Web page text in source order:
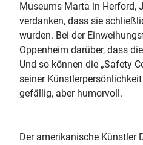
Museums Marta in Herford,
verdanken, dass sie
wurden. Bei der
Oppenheim darüber, dass
Und so können die „Safety
seiner Künstlerpersönlichkeit
gefällig, aber humorvoll.
Der amerikanische Künstler